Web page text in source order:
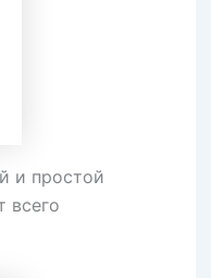
и простой
всего